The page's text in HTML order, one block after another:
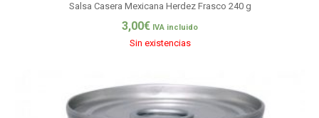
Salsa Casera Mexicana Herdez Frasco 240 g
3,00€ IVA incluido
Sin existencias